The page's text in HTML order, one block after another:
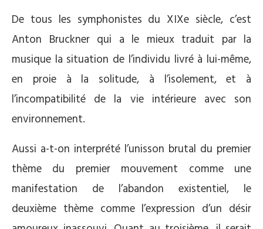
De tous les symphonistes du XIXe siècle, c’est
Anton Bruckner qui a le mieux traduit par la
musique la situation de l’individu livré à lui-même,
en proie à la solitude, à l’isolement, et à
l’incompatibilité de la vie intérieure avec son
environnement.
Aussi a-t-on interprété l’unisson brutal du premier
thème du premier mouvement comme une
manifestation de l’abandon existentiel, le
deuxième thème comme l’expression d’un désir